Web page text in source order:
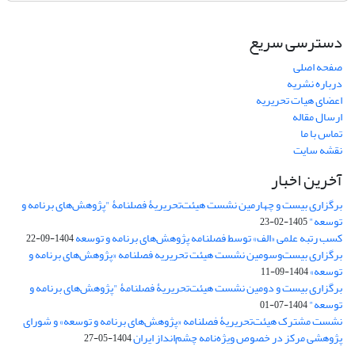
دسترسی سریع
صفحه اصلی
درباره نشریه
اعضای هیات تحریریه
ارسال مقاله
تماس با ما
نقشه سایت
آخرین اخبار
برگزاری بیست و چهارمین نشست هیئت‌تحریریۀ فصلنامۀ "پژوهش‌های برنامه و
توسعه"1405-02-23
کسب رتبه علمی «الف» توسط فصلنامه پژوهش‌های برنامه و توسعه1404-09-22
برگزاری بیست‌وسومین نشست هیئت‌ تحریریه فصلنامه «پژوهش‌های برنامه و
توسعه»1404-09-11
برگزاری بیست و دومین نشست هیئت‌تحریریۀ فصلنامۀ "پژوهش‌های برنامه و
توسعه"1404-07-01
نشست مشترک هیئت‌تحریریۀ فصلنامه «پژوهش‌های برنامه و توسعه» و شورای
پژوهشی مرکز در خصوص ویژه‌نامه چشم‌انداز ایران1404-05-27